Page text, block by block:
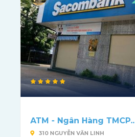
ATM - Ngân Hàng TMCP..
310 NGUYỄN VĂN LINH